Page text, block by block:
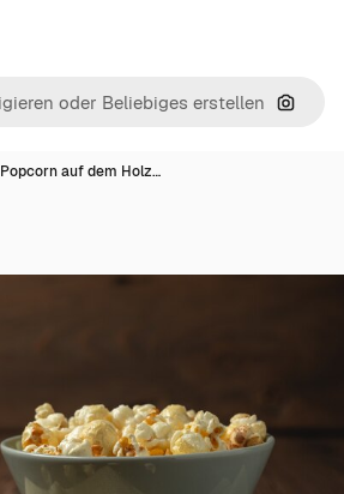
Nach
Popcorn auf dem Holz…